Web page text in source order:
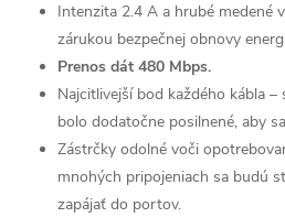
Intenzita 2.4 A a hrubé medené
zárukou bezpečnej obnovy
Prenos dát 480 Mbps.
Najcitlivejší bod každého kábla
bolo dodatočne posilnené, aby
Zástrčky odolné voči
mnohých pripojeniach sa budú
zapájať do portov.